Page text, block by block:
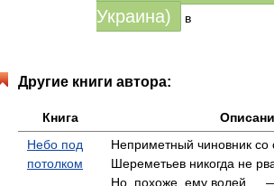
Украина)
в
Другие книги автора:
Книга
Небо под
потолком
Неприметный чиновник
Шереметьев никогда не
Но, похоже, ему волей …